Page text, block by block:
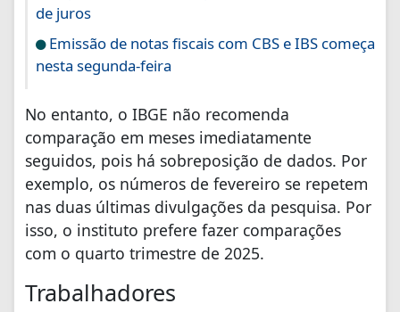
de juros
Emissão de notas fiscais com CBS e IBS começa
nesta segunda-feira
No entanto, o IBGE não recomenda
comparação em meses imediatamente
seguidos, pois há sobreposição de dados. Por
exemplo, os números de fevereiro se repetem
nas duas últimas divulgações da pesquisa. Por
isso, o instituto prefere fazer comparações
com o quarto trimestre de 2025.
Trabalhadores